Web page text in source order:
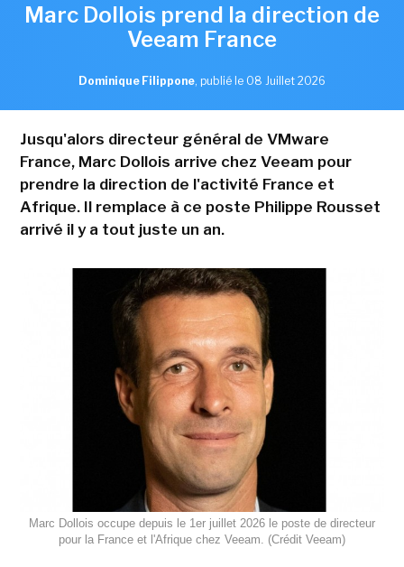
Marc Dollois prend la direction de
Veeam France
Dominique Filippone, publié le 08 Juillet 2026
Jusqu'alors directeur général de VMware
France, Marc Dollois arrive chez Veeam pour
prendre la direction de l'activité France et
Afrique. Il remplace à ce poste Philippe Rousset
arrivé il y a tout juste un an.
Marc Dollois occupe depuis le 1er juillet 2026 le poste de directeur
pour la France et l'Afrique chez Veeam. (Crédit Veeam)